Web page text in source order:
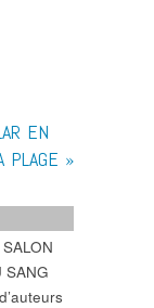
EN
PLAGE »
SANG